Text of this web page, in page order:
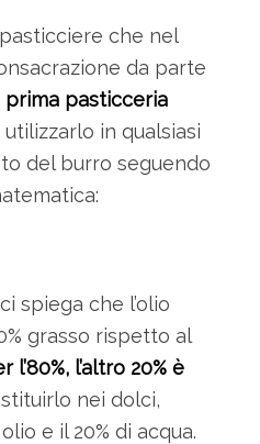
che nel
da parte
prima pasticceria
in qualsiasi
del burro seguendo
spiega che l’olio
grasso rispetto al
l’altro 20% è
nei dolci,
e il 20% di acqua.